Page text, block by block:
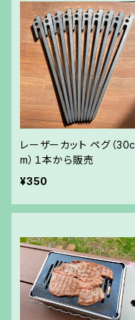
レーザーカット ペグ（30c
m）１本から販売
¥350